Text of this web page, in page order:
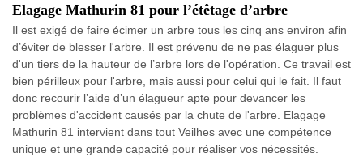
Elagage Mathurin 81 pour l’étêtage d’arbre
Il est exigé de faire écimer un arbre tous les cinq ans environ afin
d’éviter de blesser l'arbre. Il est prévenu de ne pas élaguer plus
d'un tiers de la hauteur de l’arbre lors de l'opération. Ce travail est
bien périlleux pour l'arbre, mais aussi pour celui qui le fait. Il faut
donc recourir l’aide d’un élagueur apte pour devancer les
problèmes d'accident causés par la chute de l'arbre. Elagage
Mathurin 81 intervient dans tout Veilhes avec une compétence
unique et une grande capacité pour réaliser vos nécessités.